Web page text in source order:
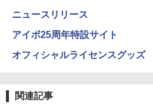
ニュースリリース
アイボ25周年特設サイト
オフィシャルライセンスグッズ
関連記事